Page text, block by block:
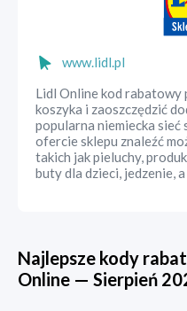
www.lidl.pl
Lidl Online kod rabatowy
koszyka i zaoszczędzić
popularna niemiecka
ofercie sklepu znaleźć
takich jak pieluchy,
buty dla dzieci, jedzenie,
Najlepsze kody
Online — Sierpień